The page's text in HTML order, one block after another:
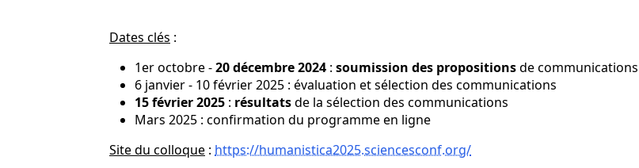
Dates clés :
1er octobre -20 décembre 2024 : soumission des propositionsde communications
6 janvier - 10 février 2025 : évaluation et sélection des communications
15 février 2025 : résultatsde la sélection des communications
Mars 2025 : confirmation du programme en ligne
Site du colloque : https://humanistica2025.sciencesconf.org/